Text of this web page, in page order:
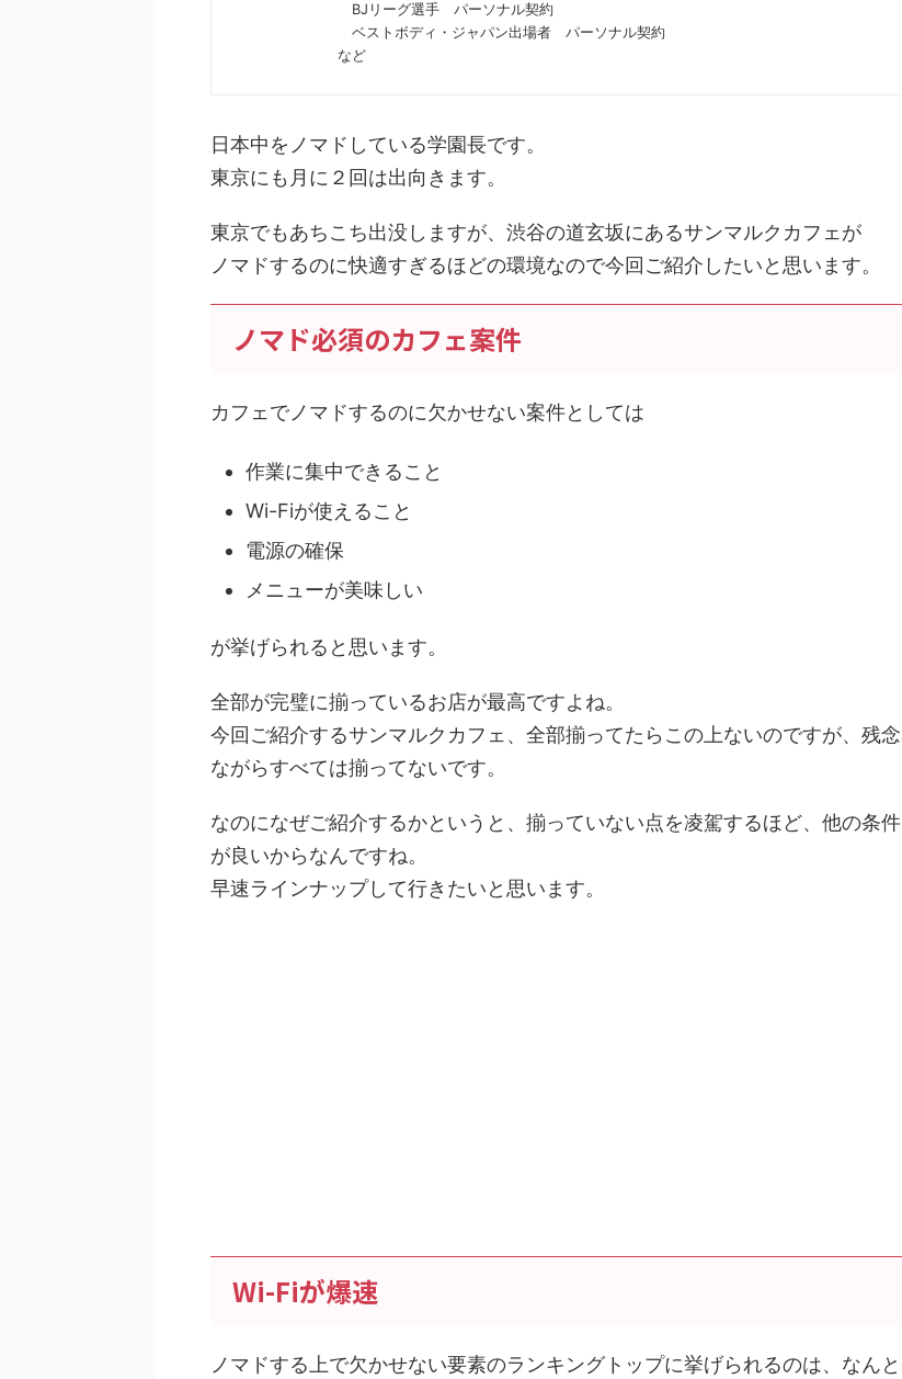
BJリーグ選手 パーソナル契約
ベストボディ・ジャパン出場者 パーソナル契約
など
日本中をノマドしている学園長です。
東京にも月に２回は出向きます。
東京でもあちこち出没しますが、渋谷の道玄坂にあるサンマルクカフェが
ノマドするのに快適すぎるほどの環境なので今回ご紹介したいと思います。
ノマド必須のカフェ案件
カフェでノマドするのに欠かせない案件としては
作業に集中できること
Wi-Fiが使えること
電源の確保
メニューが美味しい
が挙げられると思います。
全部が完璧に揃っているお店が最高ですよね。
今回ご紹介するサンマルクカフェ、全部揃ってたらこの上ないのですが、残念
ながらすべては揃ってないです。
なのになぜご紹介するかというと、揃っていない点を凌駕するほど、他の条件
が良いからなんですね。
早速ラインナップして行きたいと思います。
Wi-Fiが爆速
ノマドする上で欠かせない要素のランキングトップに挙げられるのは、なんと